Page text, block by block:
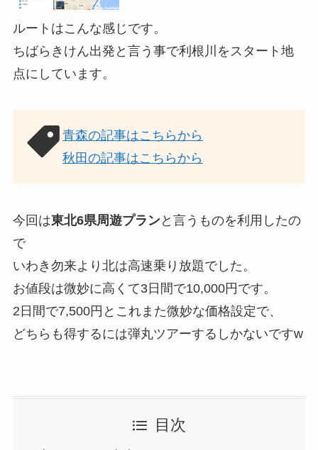
ルートはこんな感じです。
ちばらきけん出発と言う事で利根川をスタート地
点にしています。
青森の記事はこちらから
秋田の記事はこちらから
今回は東北6県周遊プランと言うものを利用したの
で
いわき勿来より北は高速乗り放題でした。
お値段は微妙に高くて3日間で10,000円です。
2日間で7,500円とこれまた微妙な価格設定で、
どちらも得するには弾丸ツアーするしかないですw
目次